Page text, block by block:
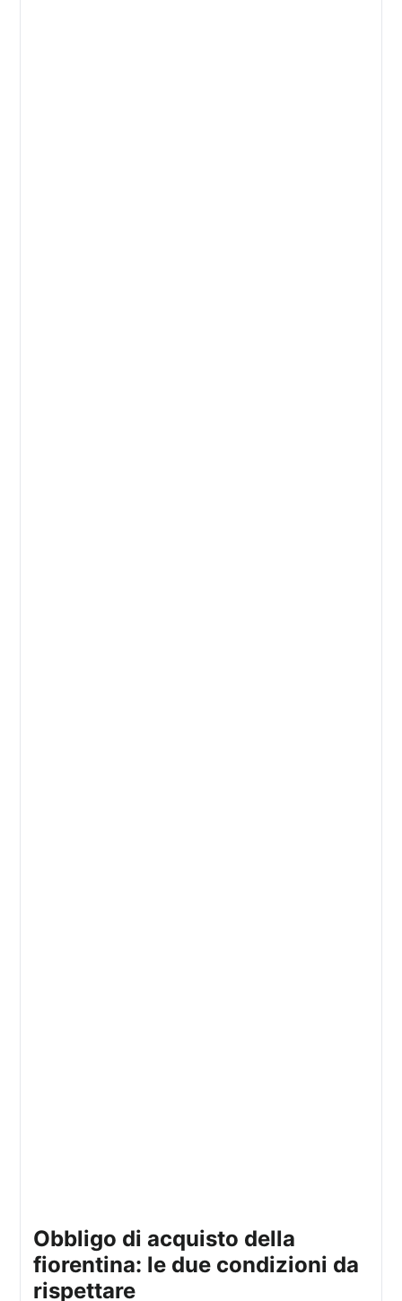
obbligo di acquisto della
fiorentina: le due condizioni da
rispettare